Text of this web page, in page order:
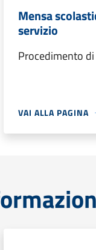
Mensa
servizio
Procedimento
VAI ALLA PAGINA